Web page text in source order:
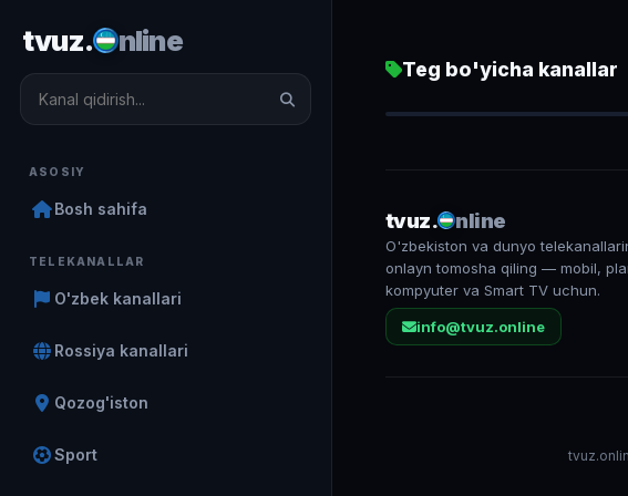
tvuz. nline
ASOSIY
Bosh sahifa
TELEKANALLAR
O'zbek kanallari
Rossiya kanallari
Qozog'iston
Sport
Teg bo'yicha kanallar
Muloqot TV
tvuz. nline
O'zbekiston va dunyo
onlayn tomosha qiling — mobil,
kompyuter va Smart TV uchun.
info@tvuz.online